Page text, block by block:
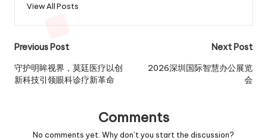
View All Posts
Post
navigation
Previous Post
守护明眸视界，莫廷医疗以创
新科技引领眼科诊疗新革命
Next Post
2026深圳国际智慧办公展览
会
Comments
No comments yet. Why don’t you start the discussion?